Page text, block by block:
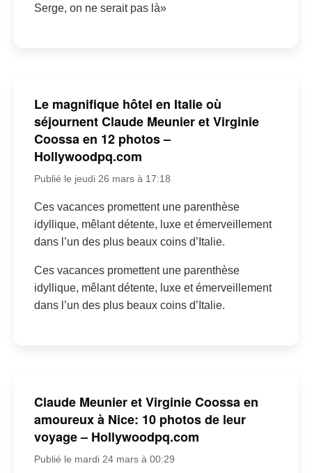
Serge, on ne serait pas là»
Le magnifique hôtel en Italie où
séjournent Claude Meunier et Virginie
Coossa en 12 photos –
Hollywoodpq.com
Publié le jeudi 26 mars à 17:18
Ces vacances promettent une parenthèse
idyllique, mêlant détente, luxe et émerveillement
dans l’un des plus beaux coins d’Italie.
Ces vacances promettent une parenthèse
idyllique, mêlant détente, luxe et émerveillement
dans l’un des plus beaux coins d’Italie.
Claude Meunier et Virginie Coossa en
amoureux à Nice: 10 photos de leur
voyage – Hollywoodpq.com
Publié le mardi 24 mars à 00:29